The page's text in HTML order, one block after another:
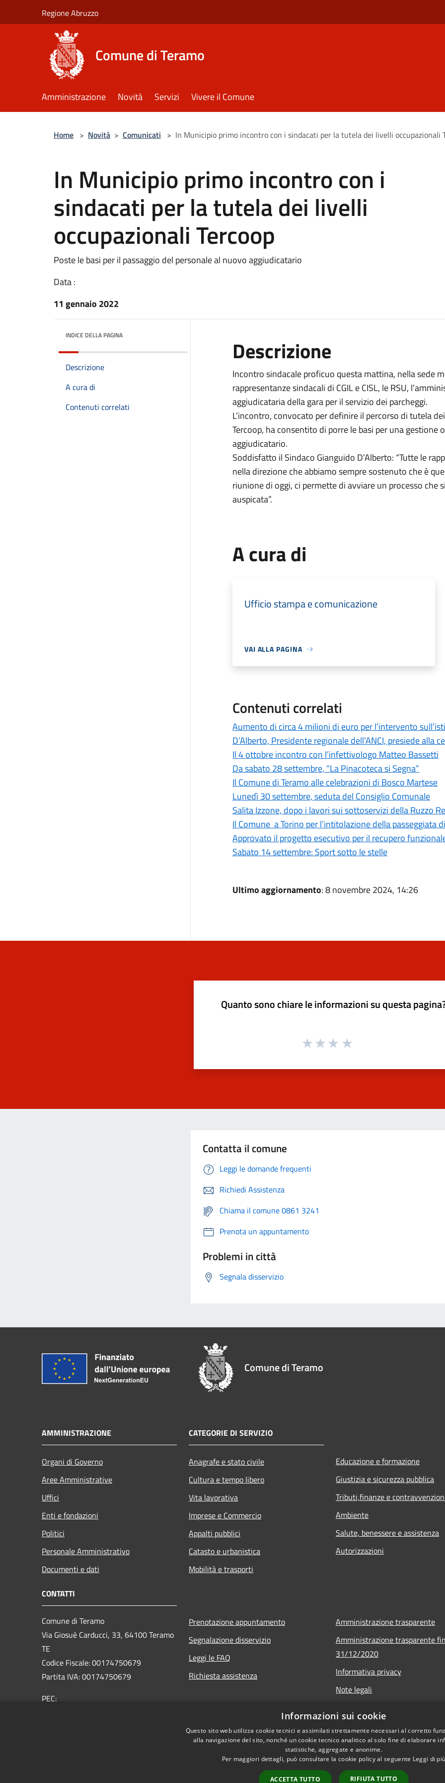
Regione Abruzzo
Comune di Teramo
Amministrazione Novità Servizi Vivere il Comune
Home > Novità > Comunicati > In Municipio primo incontro con i sindacati per la tutela dei livelli occupazionali
In Municipio primo incontro con i
sindacati per la tutela dei livelli
occupazionali Tercoop
Poste le basi per il passaggio del personale al nuovo aggiudicatario
Data :
11 gennaio 2022
INDICE DELLA PAGINA
Descrizione
A cura di
Contenuti correlati
Descrizione
Incontro sindacale proficuo questa mattina, nella sede
rappresentanze sindacali di CGIL e CISL, le RSU,
aggiudicataria della gara per il servizio dei parcheggi.
L’incontro, convocato per definire il percorso di tutela
Tercoop, ha consentito di porre le basi per una
aggiudicatario.
Soddisfatto il Sindaco Gianguido D’Alberto: “Tutte le
nella direzione che abbiamo sempre sostenuto che è
riunione di oggi, ci permette di avviare un processo
auspicata”.
A cura di
Ufficio stampa e comunicazione
VAI ALLA PAGINA
Contenuti correlati
Aumento di circa 4 milioni di euro per l’intervento
D’Alberto, Presidente regionale dell’ANCI, presiede alla
Il 4 ottobre incontro con l’infettivologo Matteo Bassetti
Da sabato 28 settembre, “La Pinacoteca si Segna”
Il Comune di Teramo alle celebrazioni di Bosco Martese
Lunedì 30 settembre, seduta del Consiglio Comunale
Salita Izzone, dopo i lavori sui sottoservizi della Ruzzo
Il Comune a Torino per l’intitolazione della passeggiata
Approvato il progetto esecutivo per il recupero
Sabato 14 settembre: Sport sotto le stelle
Ultimo aggiornamento: 8 novembre 2024, 14:26
Quanto sono chiare le informazioni su questa
Contatta il comune
Leggi le domande frequenti
Richiedi Assistenza
Chiama il comune 0861 3241
Prenota un appuntamento
Problemi in città
Segnala disservizio
Comune di Teramo
AMMINISTRAZIONE
Organi di Governo
Aree Amministrative
Uffici
Enti e fondazioni
Politici
Personale Amministrativo
Documenti e dati
CATEGORIE DI SERVIZIO
Anagrafe e stato civile
Cultura e tempo libero
Vita lavorativa
Imprese e Commercio
Appalti pubblici
Catasto e urbanistica
Mobilità e trasporti
Educazione e formazione
Giustizia e sicurezza pubblica
Tributi,finanze e
Ambiente
Salute, benessere e assistenza
Autorizzazioni
CONTATTI
Comune di Teramo
Via Giosuè Carducci, 33, 64100 Teramo
TE
Codice Fiscale: 00174750679
Partita IVA: 00174750679
PEC:
Prenotazione appuntamento
Segnalazione disservizio
Leggi le FAQ
Richiesta assistenza
Amministrazione trasparente
Amministrazione trasparente
31/12/2020
Informativa privacy
Note legali
Informazioni sui cookie
Questo sito web utilizza cookie tecnici e assimilati strettamente necessari al corretto
alla navigazione del sito, nonché un cookie tecnico analitico al solo fine di elaborare
statistiche, aggregate e anonime.
Per maggiori dettagli, può consultare la cookie policy al seguente Leggi di
ACCETTA TUTTO RIFIUTA TUTTO